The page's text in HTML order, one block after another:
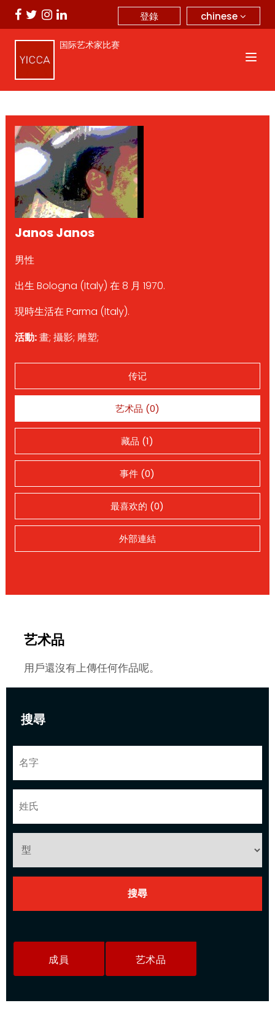
chinese
登錄
国际艺术家比赛
搜尋
成員 艺术品
Janos Janos
男性
出生 Bologna (Italy) 在 8 月 1970.
現時生活在 Parma (Italy).
活動:畫; 攝影; 雕塑;
传记
艺术品 (0)
藏品 (1)
事件 (0)
最喜欢的 (0)
外部連結
艺术品
用戶還沒有上傳任何作品呢。